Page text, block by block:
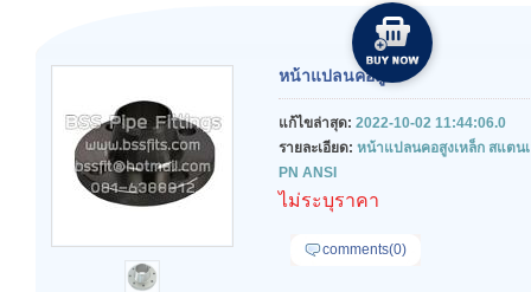
หน้าแปลนคอสูง
แก้ไขล่าสุด: 2022-10-02 11:44:06.0
รายละเอียด: หน้าแปลนคอสูงเหล็ก สแตน
PN ANSI
ไม่ระบุราคา
comments(0)